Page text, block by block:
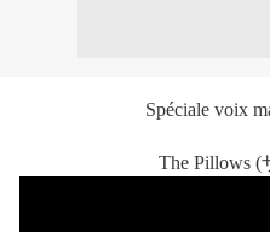
Spéciale voix
The Pillows